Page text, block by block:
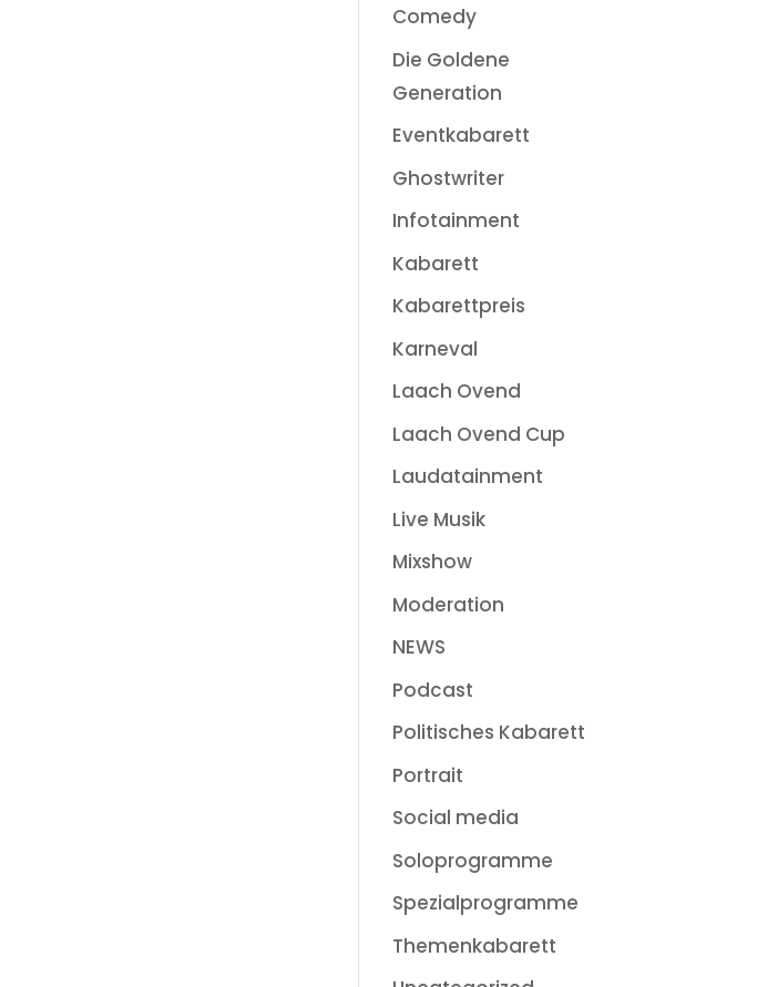
Comedy
Die Goldene
Generation
Eventkabarett
Ghostwriter
Infotainment
Kabarett
Kabarettpreis
Karneval
Laach Ovend
Laach Ovend Cup
Laudatainment
Live Musik
Mixshow
Moderation
NEWS
Podcast
Politisches Kabarett
Portrait
Social media
Soloprogramme
Spezialprogramme
Themenkabarett